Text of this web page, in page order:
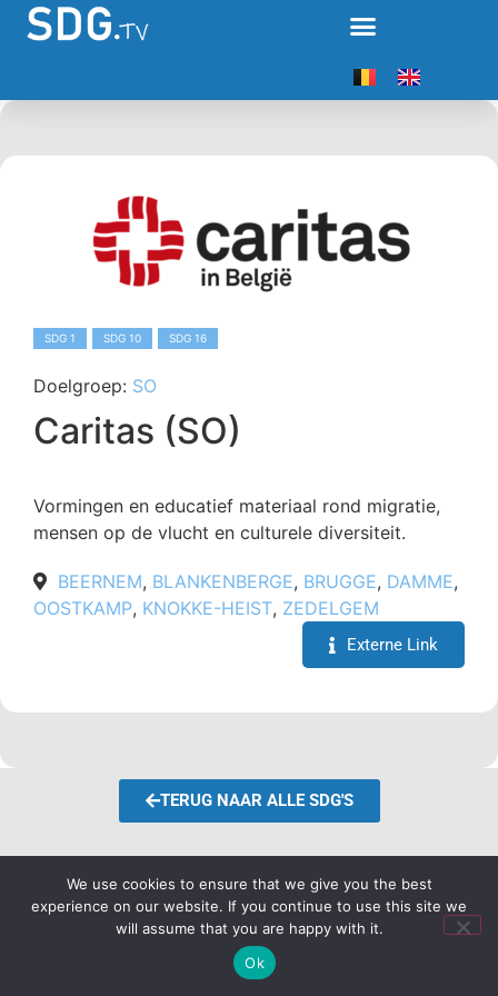
SDG 1 SDG 10 SDG 16
Doelgroep: SO
Caritas (SO)
Vormingen en educatief materiaal rond migratie,
mensen op de vlucht en culturele diversiteit.
BEERNEM, BLANKENBERGE, BRUGGE, DAMME,
OOSTKAMP, KNOKKE-HEIST, ZEDELGEM
Externe Link
TERUG NAAR ALLE SDG'S
We use cookies to ensure that we give you the best
experience on our website. If you continue to use this site we
will assume that you are happy with it.
Ok